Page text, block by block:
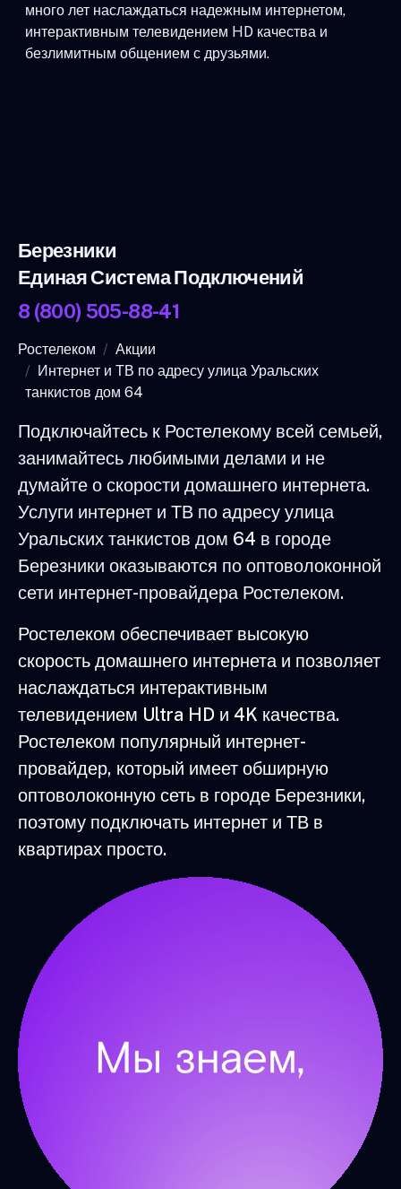
много лет наслаждаться надежным интернетом,
интерактивным телевидением HD качества и
безлимитным общением с друзьями.
Березники
Единая Система Подключений
8 (800) 505-88-41
Ростелеком
Акции
Интернет и ТВ по адресу улица Уральских
танкистов дом 64
Подключайтесь к Ростелекому всей семьей,
занимайтесь любимыми делами и не
думайте о скорости домашнего интернета.
Услуги интернет и ТВ по адресу улица
Уральских танкистов дом 64 в городе
Березники оказываются по оптоволоконной
сети интернет-провайдера Ростелеком.
Ростелеком обеспечивает высокую
скорость домашнего интернета и позволяет
наслаждаться интерактивным
телевидением Ultra HD и 4K качества.
Ростелеком популярный интернет-
провайдер, который имеет обширную
оптоволоконную сеть в городе Березники,
поэтому подключать интернет и ТВ в
квартирах просто.